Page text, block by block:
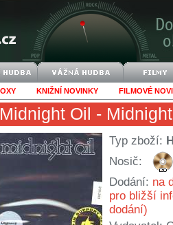
KNIŽNÍ NOVINKY FILMOVÉ
Midnight Oil -
Typ zboží:
Nosič:
Dodání: na
pro bližší
dodání)